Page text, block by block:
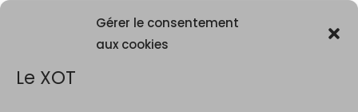
Gérer le consentement
aux cookies
Le XOT